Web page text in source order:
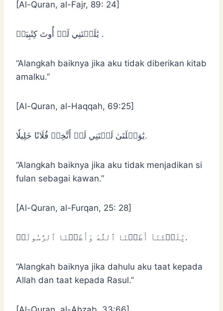
[Al-Quran, al-Fajr, 89: 24]
يَٰلَيۡتَنِي لَمۡ أُوتَ كِتَٰبِيَهۡ .
“Alangkah baiknya jika aku tidak diberikan kitab
amalku.”
[Al-Quran, al-Haqqah, 69:25]
يَٰوَيۡلَتَىٰ لَيۡتَنِي لَمۡ أَتَّخِذۡ فُلَانًا خَلِيلٗا.
“Alangkah baiknya jika aku tidak menjadikan si
fulan sebagai kawan.”
[Al-Quran, al-Furqan, 25: 28]
يَٰلَيۡتَنَآ أَطَعۡنَا ٱللَّهَ وَأَطَعۡنَا ٱلرَّسُولَا۠.
“Alangkah baiknya jika dahulu aku taat kepada
Allah dan taat kepada Rasul.”